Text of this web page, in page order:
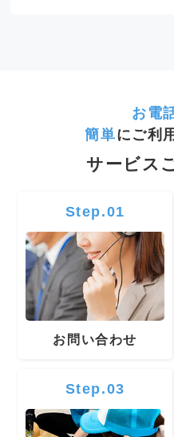
お電
簡単にご利
サービス
Step.01
お問い合わせ
Step.03